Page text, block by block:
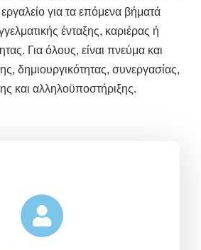
για τα επόμενα βήματά
ένταξης, καριέρας ή
Για όλους, είναι πνεύμα και
δημιουργικότητας, συνεργασίας,
και αλληλοϋποστήριξης.